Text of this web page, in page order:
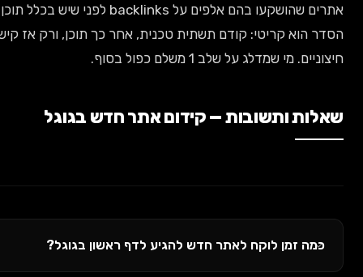
אתרים שהושקעו בהם אלפים על backlinks לפני שיש בכלל תוכן איכותי.
קריטי: קודם תשתית טכנית, אחר כך תוכן, ורק אז קישורים
מי שמדלג על שלב 1 משלם כפול בסוף.
ותשובות — קידום אתר חדש בגוגל
זמן לוקח לאתר חדש להגיע לדף ראשון בגוגל?